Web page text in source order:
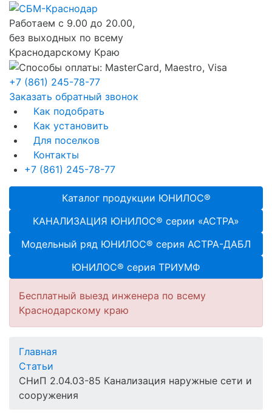
Работаем с 9.00 до 20.00,
без выходных по всему
Краснодарскому Краю
+7 (861) 245-78-77
Заказать обратный звонок
Как подобрать
Как установить
Для поселков
Контакты
+7 (861) 245-78-77
Каталог продукции ЮНИЛОС®
КАНАЛИЗАЦИЯ ЮНИЛОС® серии «АСТРА»
Модельный ряд ЮНИЛОС® серия АСТРА-ДАБЛ
ЮНИЛОС® серия ТРИУМФ
Бесплатный выезд инженера по всему
Краснодарскому краю
Главная
Статьи
СНиП 2.04.03-85 Канализация наружные сети и
сооружения